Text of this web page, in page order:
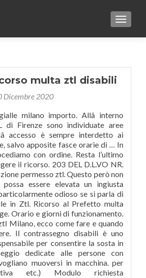
multa ztl disabili
Dicembre 2020
milano importo. Allâ interno
di Firenze sono individuate aree
accesso è sempre interdetto ai
salvo apposite fasce orarie di … In
con ordine. Resta l’ultimo
il ricorso. 203 DEL D.L.VO NR.
permesso ztl. Questo però non
possa essere elevata un ingiusta
odioso se si parla di
in Ztl. Ricorso al Prefetto multa
Orario e giorni di funzionamento.
Milano, ecco come fare e quando
Il contrassegno disabili è uno
per consentire la sosta in
dedicate alle persone con
muoversi in macchina. per
etc.) Modulo richiesta